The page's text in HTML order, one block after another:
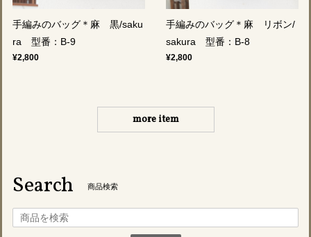
手編みのバッグ＊麻 黒/saku
ra 型番：B-9
¥2,800
手編みのバッグ＊麻 リボン/
sakura 型番：B-8
¥2,800
more item
Search 商品検索